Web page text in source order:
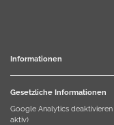
Informationen
Gesetzliche Informationen
Google Analytics deaktivieren
aktiv)